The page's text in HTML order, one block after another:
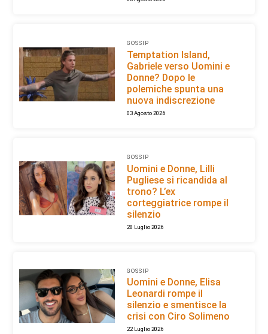
GOSSIP
Temptation Island,
Gabriele verso Uomini e
Donne? Dopo le
polemiche spunta una
nuova indiscrezione
03 Agosto 2026
GOSSIP
Uomini e Donne, Lilli
Pugliese si ricandida al
trono? L’ex
corteggiatrice rompe il
silenzio
28 Luglio 2026
GOSSIP
Uomini e Donne, Elisa
Leonardi rompe il
silenzio e smentisce la
crisi con Ciro Solimeno
22 Luglio 2026